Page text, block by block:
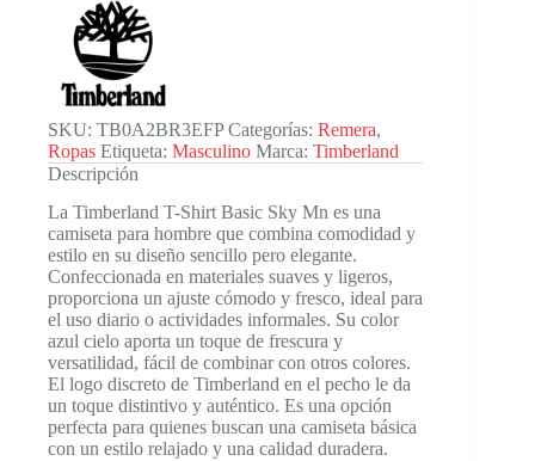
cantidad
SKU: TB0A2BR3EFP Categorías: Remera,
Ropas Etiqueta: Masculino Marca: Timberland
Descripción
La Timberland T-Shirt Basic Sky Mn es una
camiseta para hombre que combina comodidad y
estilo en su diseño sencillo pero elegante.
Confeccionada en materiales suaves y ligeros,
proporciona un ajuste cómodo y fresco, ideal para
el uso diario o actividades informales. Su color
azul cielo aporta un toque de frescura y
versatilidad, fácil de combinar con otros colores.
El logo discreto de Timberland en el pecho le da
un toque distintivo y auténtico. Es una opción
perfecta para quienes buscan una camiseta básica
con un estilo relajado y una calidad duradera.